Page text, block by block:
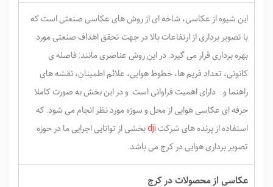
این شیوه از عکاسی، شاخه ­ای از روش ­های عکاسی صنعتی است که
با تصویر برداری از ارتفاعات بالا در جهت تحقق اهداف صنعتی مورد
بهره­ برداری قرار می ­گیرد. در این روش عناصری مانند: فاصله ی
کانونی، تعداد فریم ها، خطوط هوایی، علائم اطمینان، نقشه های
راهنما و.. دارای اهمیت فراوانی است. و در این بخش به صورت کاملا
حرفه ای عکاسی هوایی از محل و سوژه مورد نظر انجام می ­شود. که
استفاده از پرنده ­های شرکت djiبخشی از توانایی اجرایی ما در حوزه
تصویر برداری هوایی در کرج می باشد.
عکاسی از محصولات در کرج